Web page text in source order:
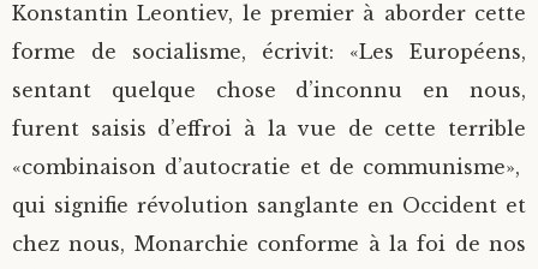
Konstantin Leontiev, le premier à aborder cette
forme de socialisme, écrivit: «Les Européens,
sentant quelque chose d’inconnu en nous,
furent saisis d’effroi à la vue de cette terrible
«combinaison d’autocratie et de communisme»,
qui signifie révolution sanglante en Occident et
chez nous, Monarchie conforme à la foi de nos